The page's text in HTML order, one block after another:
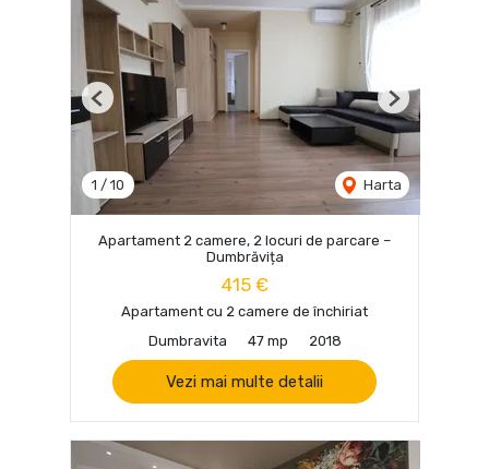
1 / 10 Harta
Previous Next
Apartament 2 camere, 2 locuri de parcare –
Dumbrăvița
415 €
Apartament cu 2 camere de închiriat
Dumbravita
47 mp 2018
Vezi mai multe detalii